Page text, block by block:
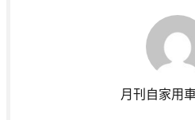
月刊自家用